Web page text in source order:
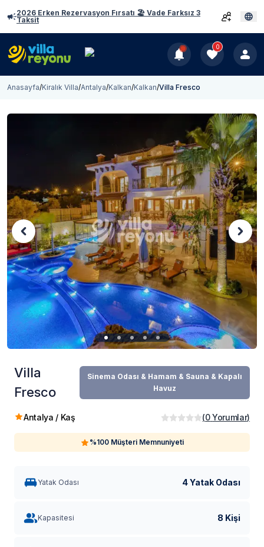
2026 Erken Rezervasyon Fırsatı 🏖️ Vade Farksız 3
Taksit
0
Anasayfa/Kiralık Villa/Antalya/Kalkan/Kalkan/Villa Fresco
Villa
Fresco
Sinema Odası & Hamam & Sauna & Kapalı
Havuz
Antalya / Kaş (0 Yorumlar)
%100 Müşteri Memnuniyeti
Yatak Odası 4 Yatak Odası
Kapasitesi 8 Kişi